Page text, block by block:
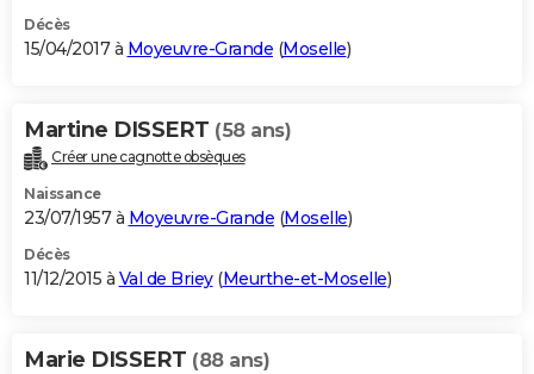
Décès
15/04/2017 à Moyeuvre-Grande (Moselle)
Martine DISSERT (58 ans)
Créer une cagnotte obsèques
Naissance
23/07/1957 à Moyeuvre-Grande (Moselle)
Décès
11/12/2015 à Val de Briey(Meurthe-et-Moselle)
Marie DISSERT (88 ans)